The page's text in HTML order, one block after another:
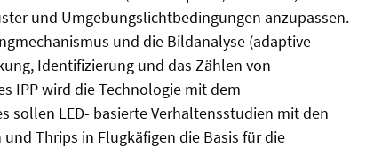
und Umgebungslichtbedingungen anzupassen.
und die Bildanalyse (adaptive
Identifizierung und das Zählen von
IPP wird die Technologie mit dem
sollen LED- basierte Verhaltensstudien mit den
Thrips in Flugkäfigen die Basis für die